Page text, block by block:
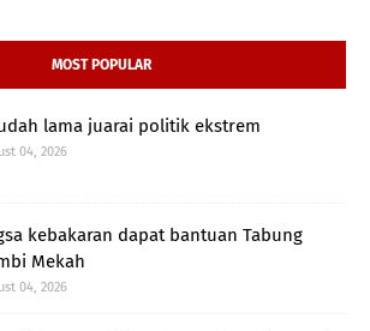
MOST POPULAR
lama juarai politik ekstrem
04, 2026
kebakaran dapat bantuan Tabung
Mekah
04, 2026